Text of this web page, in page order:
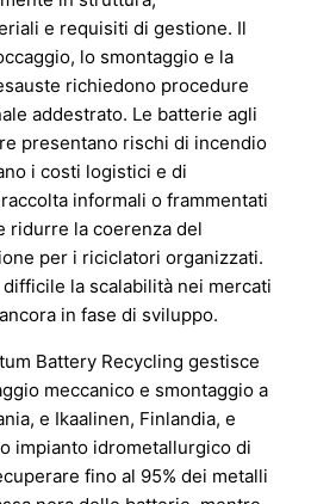
e requisiti di gestione. Il
lo smontaggio e la
richiedono procedure
addestrato. Le batterie agli
presentano rischi di incendio
i costi logistici e di
informali o frammentati
ridurre la coerenza del
per i riciclatori organizzati.
la scalabilità nei mercati
in fase di sviluppo.
Battery Recycling gestisce
meccanico e smontaggio a
e Ikaalinen, Finlandia, e
impianto idrometallurgico di
fino al 95% dei metalli